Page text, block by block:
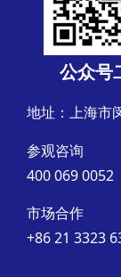
公众号
地址：上海市
参观咨询
400 069 0052
市场合作
+86 21 3323